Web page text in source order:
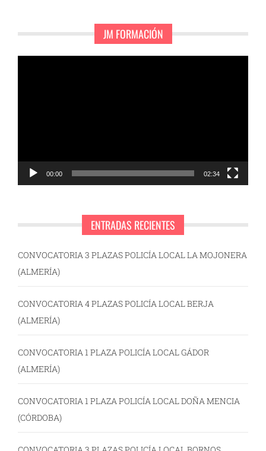
JM FORMACIÓN
00:00 02:34
ENTRADAS RECIENTES
CONVOCATORIA 3 PLAZAS POLICÍA LOCAL LA MOJONERA
(ALMERÍA)
CONVOCATORIA 4 PLAZAS POLICÍA LOCAL BERJA
(ALMERÍA)
CONVOCATORIA 1 PLAZA POLICÍA LOCAL GÁDOR
(ALMERÍA)
CONVOCATORIA 1 PLAZA POLICÍA LOCAL DOÑA MENCIA
(CÓRDOBA)